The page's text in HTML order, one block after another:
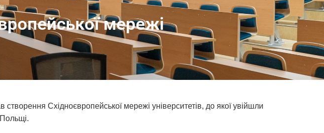
мережі
створення Східноєвропейської мережі університетів, до якої увійшли